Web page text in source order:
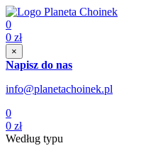
0
0 zł
×
Napisz do nas
info@planetachoinek.pl
0
0 zł
Według typu